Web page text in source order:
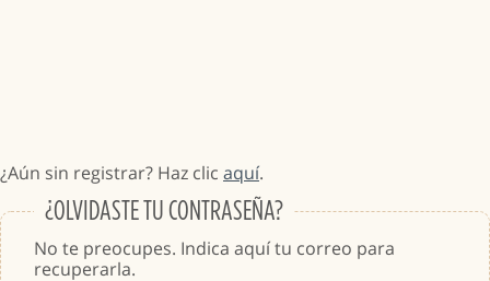
¿Aún sin registrar? Haz clic aquí.
¿OLVIDASTE TU CONTRASEÑA?
No te preocupes. Indica aquí tu correo para
recuperarla.